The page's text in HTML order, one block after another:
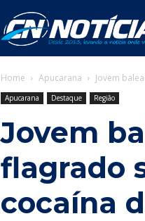
Home Apucarana Jovem
Apucarana Destaque Região
Jovem
flagrado
cocaína